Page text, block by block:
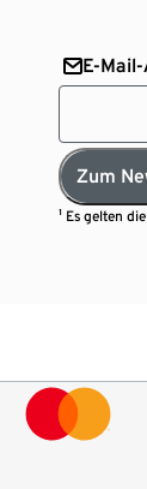
E-
Zum
¹ Es gelten